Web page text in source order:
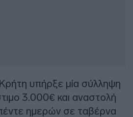
υπήρξε μία σύλληψη
3.000€ και αναστολή
ημερών σε ταβέρνα